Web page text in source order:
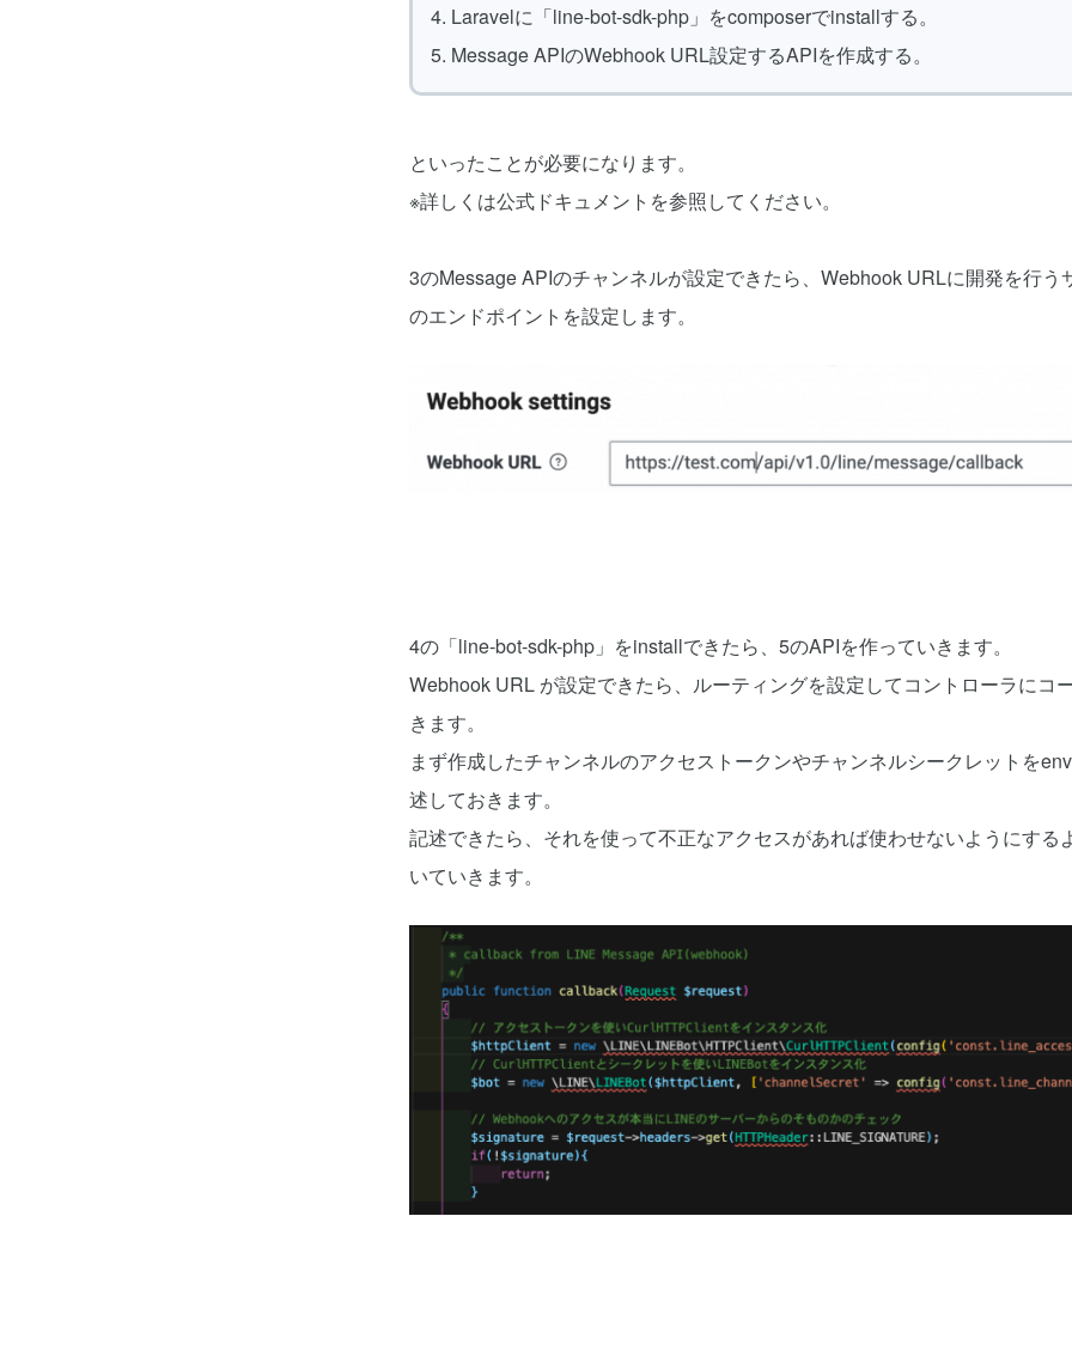
4. Laravelに「line-bot-sdk-php」をcomposerでinstallする。
5. Message APIのWebhook URL設定するAPIを作成する。
といったことが必要になります。
※詳しくは公式ドキュメントを参照してください。
3のMessage APIのチャンネルが設定できたら、Webhook URLに開発を行う
のエンドポイントを設定します。
4の「line-bot-sdk-php」をinstallできたら、5のAPIを作っていきます。
Webhook URL が設定できたら、ルーティングを設定してコントローラにコ
きます。
まず作成したチャンネルのアクセストークンやチャンネルシークレットを
述しておきます。
記述できたら、それを使って不正なアクセスがあれば使わせないようにする
いていきます。